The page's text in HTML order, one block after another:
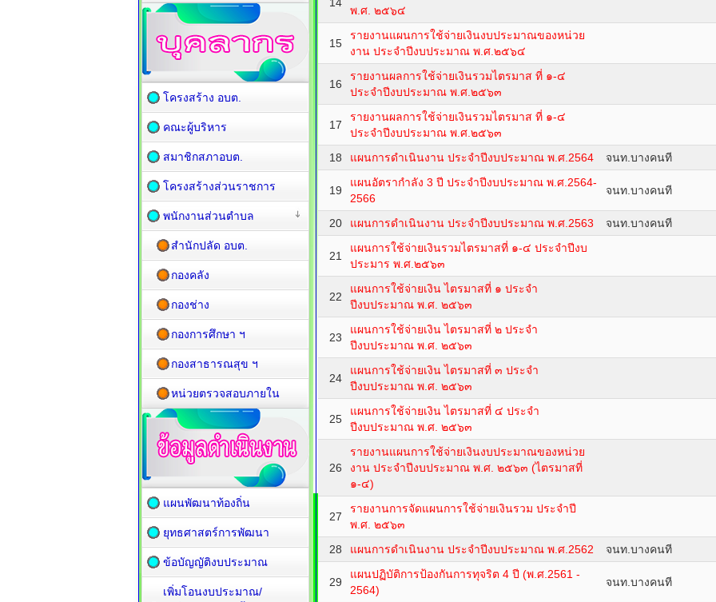
พ.ศ. ๒๕๖๔
15
รายงานแผนการใช้จ่ายเงินงบประมาณของหน่วย
งาน ประจำปีงบประมาณ พ.ศ.๒๕๖๔
16
รายงานผลการใช้จ่ายเงินรวมไตรมาส ที่ ๑-๔
ประจำปีงบประมาณ พ.ศ.๒๕๖๓
17
รายงานผลการใช้จ่ายเงินรวมไตรมาส ที่ ๑-๔
ประจำปีงบประมาณ พ.ศ.๒๕๖๓
18
แผนการดำเนินงาน ประจำปีงบประมาณ พ.ศ.2564 จนท.บางคนที
19
แผนอัตรากำลัง 3 ปี ประจำปีงบประมาณ พ.ศ.2564-
2566
จนท.บางคนที
20 แผนการดำเนินงาน ประจำปีงบประมาณ พ.ศ.2563 จนท.บางคนที
21
แผนการใช้จ่ายเงินรวมไตรมาสที่ ๑-๔ ประจำปีงบ
ประมาร พ.ศ.๒๕๖๓
22
แผนการใช้จ่ายเงิน ไตรมาสที่ ๑ ประจำ
ปีงบประมาณ พ.ศ. ๒๕๖๓
23
แผนการใช้จ่ายเงิน ไตรมาสที่ ๒ ประจำ
ปีงบประมาณ พ.ศ. ๒๕๖๓
24
แผนการใช้จ่ายเงิน ไตรมาสที่ ๓ ประจำ
ปีงบประมาณ พ.ศ. ๒๕๖๓
25
แผนการใช้จ่ายเงิน ไตรมาสที่ ๔ ประจำ
ปีงบประมาณ พ.ศ. ๒๕๖๓
26
รายงานแผนการใช้จ่ายเงินงบประมาณของหน่วย
งาน ประจำปีงบประมาณ พ.ศ. ๒๕๖๓ (ไตรมาสที่
๑-๔)
27
รายงานการจัดแผนการใช้จ่ายเงินรวม ประจำปี
พ.ศ. ๒๕๖๓
28
แผนการดำเนินงาน ประจำปีงบประมาณ พ.ศ.2562 จนท.บางคนที
29
แผนปฏิบัติการป้องกันการทุจริต 4 ปี (พ.ศ.2561 -
2564)
จนท.บางคนที
โครงสร้าง อบต.
คณะผู้บริหาร
สมาชิกสภาอบต.
โครงสร้างส่วนราชการ
พนักงานส่วนตำบล
สำนักปลัด อบต.
กองคลัง
กองช่าง
กองการศึกษา ฯ
กองสาธารณสุข ฯ
หน่วยตรวจสอบภายใน
แผนพัฒนาท้องถิ่น
ยุทธศาสตร์การพัฒนา
ข้อบัญญัติงบประมาณ
เพิ่มโอนงบประมาณ/